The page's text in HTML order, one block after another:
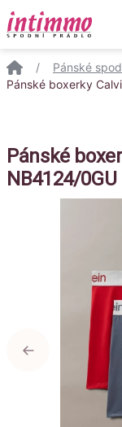
/ Pánské
Pánské boxerky
Pánské
NB4124/0GU